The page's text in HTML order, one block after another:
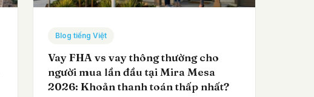
Blog tiếng Việt
Vay FHA vs vay thông thường cho
người mua lần đầu tại Mira Mesa
2026: Khoản thanh toán thấp nhất?